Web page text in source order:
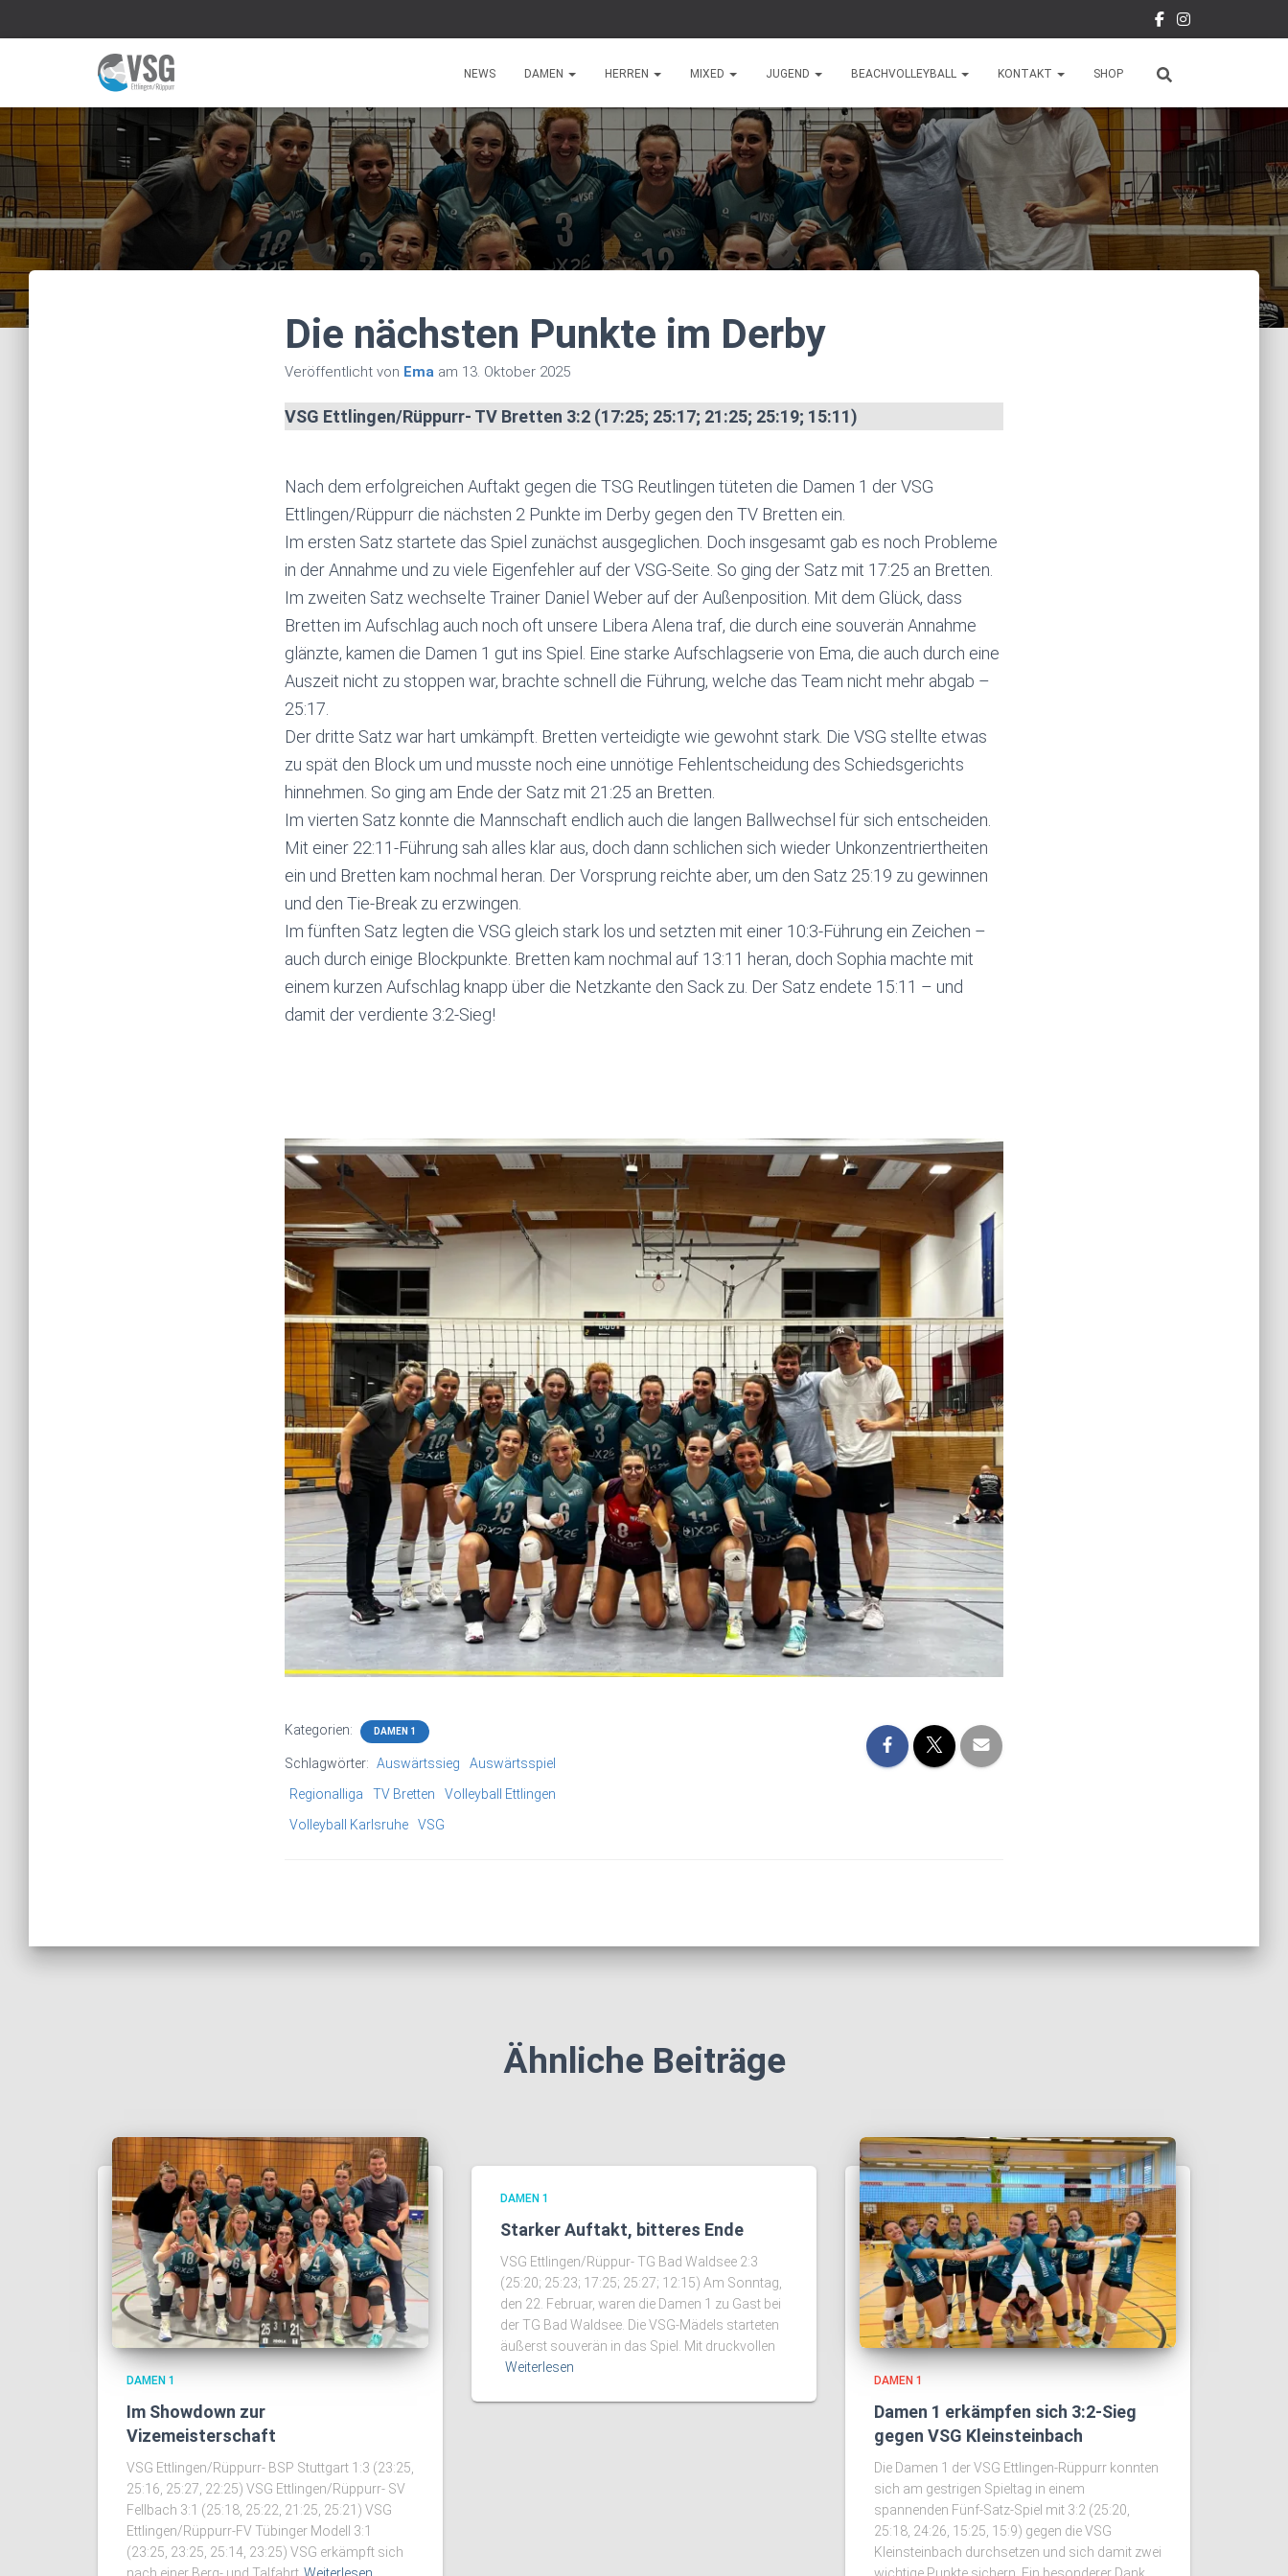
NEWS DAMEN HERREN MIXED JUGEND BEACHVOLLEYBALL KONTAKT SHOP
Die nächsten Punkte im Derby
Veröffentlicht von Ema am 13. Oktober 2025
VSG Ettlingen/Rüppurr- TV Bretten 3:2 (17:25; 25:17; 21:25; 25:19; 15:11)
Nach dem erfolgreichen Auftakt gegen die TSG Reutlingen tüteten die Damen 1 der VSG
Ettlingen/Rüppurr die nächsten 2 Punkte im Derby gegen den TV Bretten ein.
Im ersten Satz startete das Spiel zunächst ausgeglichen. Doch insgesamt gab es noch Probleme
in der Annahme und zu viele Eigenfehler auf der VSG-Seite. So ging der Satz mit 17:25 an Bretten.
Im zweiten Satz wechselte Trainer Daniel Weber auf der Außenposition. Mit dem Glück, dass
Bretten im Aufschlag auch noch oft unsere Libera Alena traf, die durch eine souverän Annahme
glänzte, kamen die Damen 1 gut ins Spiel. Eine starke Aufschlagserie von Ema, die auch durch eine
Auszeit nicht zu stoppen war, brachte schnell die Führung, welche das Team nicht mehr abgab –
25:17.
Der dritte Satz war hart umkämpft. Bretten verteidigte wie gewohnt stark. Die VSG stellte etwas
zu spät den Block um und musste noch eine unnötige Fehlentscheidung des Schiedsgerichts
hinnehmen. So ging am Ende der Satz mit 21:25 an Bretten.
Im vierten Satz konnte die Mannschaft endlich auch die langen Ballwechsel für sich entscheiden.
Mit einer 22:11-Führung sah alles klar aus, doch dann schlichen sich wieder Unkonzentriertheiten
ein und Bretten kam nochmal heran. Der Vorsprung reichte aber, um den Satz 25:19 zu gewinnen
und den Tie-Break zu erzwingen.
Im fünften Satz legten die VSG gleich stark los und setzten mit einer 10:3-Führung ein Zeichen –
auch durch einige Blockpunkte. Bretten kam nochmal auf 13:11 heran, doch Sophia machte mit
einem kurzen Aufschlag knapp über die Netzkante den Sack zu. Der Satz endete 15:11 – und
damit der verdiente 3:2-Sieg!
Kategorien: DAMEN 1
Schlagwörter: Auswärtssieg
Auswärtsspiel
Regionalliga
TV Bretten
Volleyball Ettlingen
Volleyball Karlsruhe
VSG
Ähnliche Beiträge
DAMEN 1
Im Showdown zur
Vizemeisterschaft
VSG Ettlingen/Rüppurr- BSP Stuttgart 1:3 (23:25,
25:16, 25:27, 22:25) VSG Ettlingen/Rüppurr- SV
Fellbach 3:1 (25:18, 25:22, 21:25, 25:21) VSG
Ettlingen/Rüppurr-FV Tübinger Modell 3:1
(23:25, 23:25, 25:14, 23:25) VSG erkämpft sich
DAMEN 1
Starker Auftakt, bitteres Ende
VSG Ettlingen/Rüppur- TG Bad Waldsee 2:3
(25:20; 25:23; 17:25; 25:27; 12:15) Am Sonntag,
den 22. Februar, waren die Damen 1 zu Gast bei
der TG Bad Waldsee. Die VSG-Mädels starteten
äußerst souverän in das Spiel. Mit druckvollen
Weiterlesen
DAMEN 1
Damen 1 erkämpfen sich 3:2-Sieg
gegen VSG Kleinsteinbach
Die Damen 1 der VSG Ettlingen-Rüppurr konnten
sich am gestrigen Spieltag in einem
spannenden Fünf-Satz-Spiel mit 3:2 (25:20,
25:18, 24:26, 15:25, 15:9) gegen die VSG
Kleinsteinbach durchsetzen und sich damit zwei